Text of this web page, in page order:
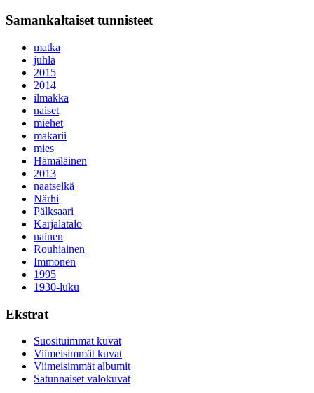
Samankaltaiset tunnisteet
matka
juhla
2015
2014
ilmakka
naiset
miehet
makarii
mies
Hämäläinen
2013
naatselkä
Närhi
Pälksaari
Karjalatalo
nainen
Rouhiainen
Immonen
1995
1930-luku
Ekstrat
Suosituimmat kuvat
Viimeisimmät kuvat
Viimeisimmät albumit
Satunnaiset valokuvat